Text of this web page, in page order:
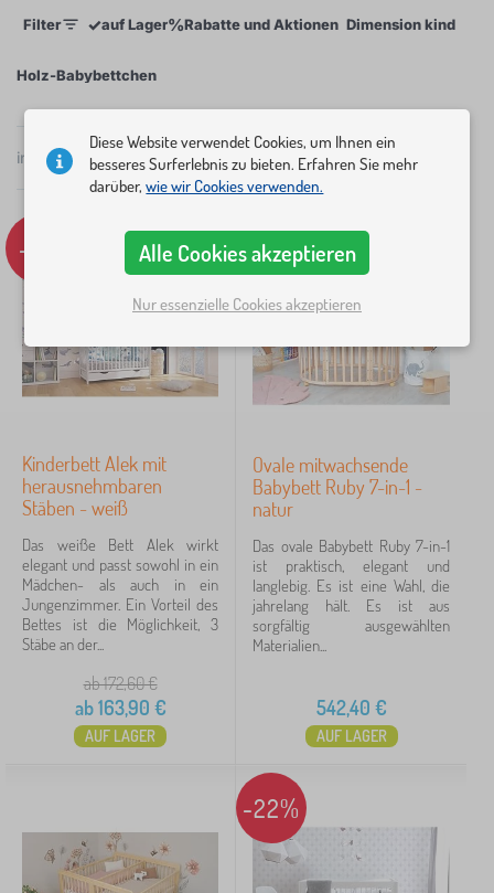
finden Sie vor allem naturbelasse oder weißllakierte
unbedenkliche Lacke verwendet. Die Babybettchen
sind meistens aus hochwertigem Kiefernholz
hergestellt worden. Dazu bieten wir zusätzliches
Zubehör an, wie zum Beispiel Räder für eine
leichtere Manipulation.
Filter ✓auf Lager%Rabatte und Aktionen Dimension
×
Dimension kinderbetten
Ausführung kinderbetten
Lattenrost höhenverstellbar
Stangen zum Rausnehmen
8
Mit Stauraum/Schublade
7
für twins
2
Mit Matratze
2
Seitenteil abnehmbar
2
Laminat
7
Holz-Babybettchen
insgesamt Produkte
Popularität
-5%
Kinderbett Alek mit
herausnehmbaren
Stäben - weiß
Das weiße Bett Alek wirkt
elegant und passt sowohl in ein
Mädchen- als auch in ein
Jungenzimmer. Ein Vorteil des
Bettes ist die Möglichkeit, 3
Stäbe an der...
ab 172,60€
ab163,90 €
AUF LAGER
Tip
Ovale mitwachsende
Babybett Ruby 7-in-1 -
natur
Das ovale Babybett Ruby 7-in-1
ist praktisch, elegant und
langlebig. Es ist eine Wahl, die
jahrelang hält. Es ist aus
sorgfältig ausgewählten
Materialien...
542,40 €
AUF LAGER
-22%
Diese Website verwendet Cookies, um Ihnen ein
besseres Surferlebnis zu bieten. Erfahren Sie mehr
darüber,wie wir Cookies verwenden.
Alle Cookies akzeptieren
Nur essenzielle Cookies akzeptieren